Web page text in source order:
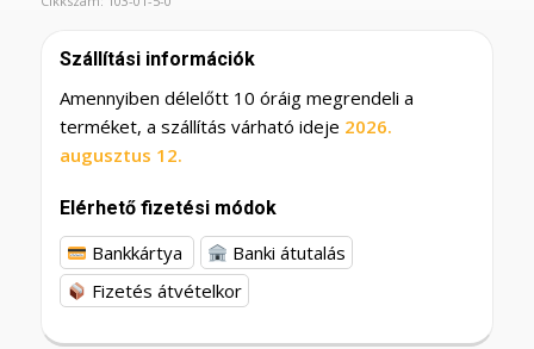
Szállítási információk
Amennyiben délelőtt 10 óráig megrendeli a
terméket, a szállítás várható ideje 2026.
augusztus 12.
Elérhető fizetési módok
Bankkártya
Banki átutalás
Fizetés átvételkor